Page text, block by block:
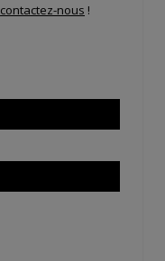
contactez-nous !